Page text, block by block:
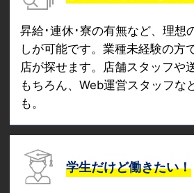
昇給･連休･寮の有無など、理想
しが可能です。業種未経験の方
店が探せます。店舗スタッフや
もちろん、Web運営スタッフな
も。
学生だけど働きたい！